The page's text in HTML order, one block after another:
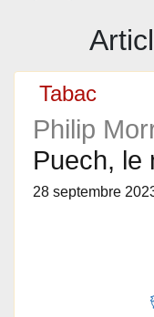
Tabac
Philip
Puech, le
28 septembre